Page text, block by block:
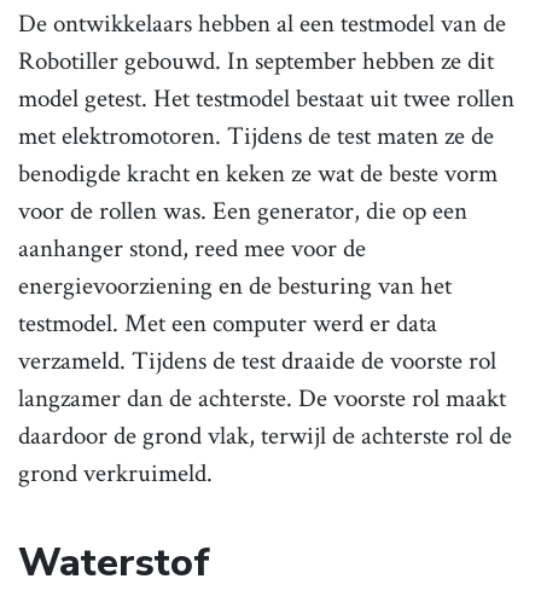
De ontwikkelaars hebben al een testmodel van de
Robotiller gebouwd. In september hebben ze dit
model getest. Het testmodel bestaat uit twee rollen
met elektromotoren. Tijdens de test maten ze de
benodigde kracht en keken ze wat de beste vorm
voor de rollen was. Een generator, die op een
aanhanger stond, reed mee voor de
energievoorziening en de besturing van het
testmodel. Met een computer werd er data
verzameld. Tijdens de test draaide de voorste rol
langzamer dan de achterste. De voorste rol maakt
daardoor de grond vlak, terwijl de achterste rol de
grond verkruimeld.
Waterstof